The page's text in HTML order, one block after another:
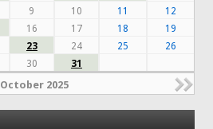
9 10 11
12
16 17 18
19
23 24 25
26
30 31
October 2025